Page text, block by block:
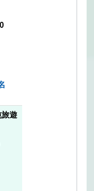
遊